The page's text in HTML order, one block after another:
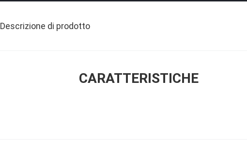
Descrizione di prodotto
CARATTERISTICHE